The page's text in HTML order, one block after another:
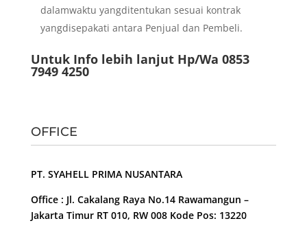
dalamwaktu yangditentukan sesuai kontrak
yangdisepakati antara Penjual dan Pembeli.
Untuk Info lebih lanjut Hp/Wa 0853
7949 4250
OFFICE
PT. SYAHELL PRIMA NUSANTARA
Office : Jl. Cakalang Raya No.14 Rawamangun –
Jakarta Timur RT 010, RW 008 Kode Pos: 13220